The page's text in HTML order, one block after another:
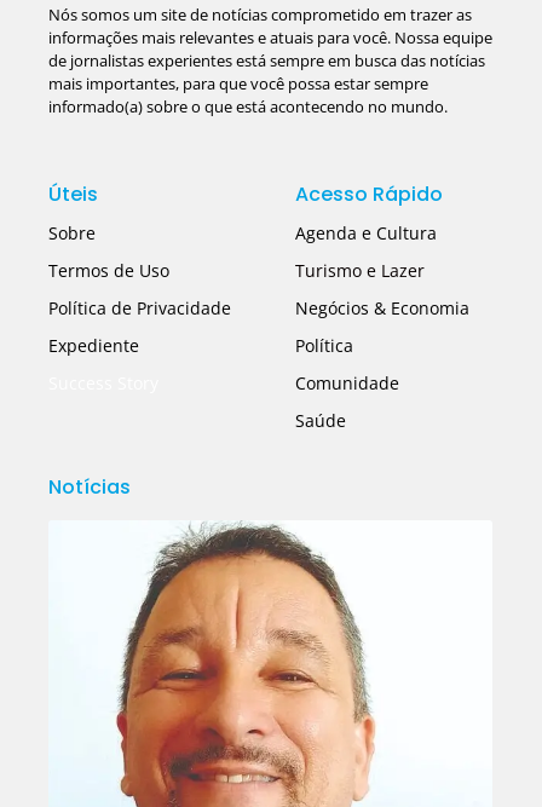
Nós somos um site de notícias comprometido em trazer as
informações mais relevantes e atuais para você. Nossa equipe
de jornalistas experientes está sempre em busca das notícias
mais importantes, para que você possa estar sempre
informado(a) sobre o que está acontecendo no mundo.
Úteis
Sobre
Termos de Uso
Política de Privacidade
Expediente
Acesso Rápido
Agenda e Cultura
Turismo e Lazer
Negócios & Economia
Política
Comunidade
Saúde
Notícias